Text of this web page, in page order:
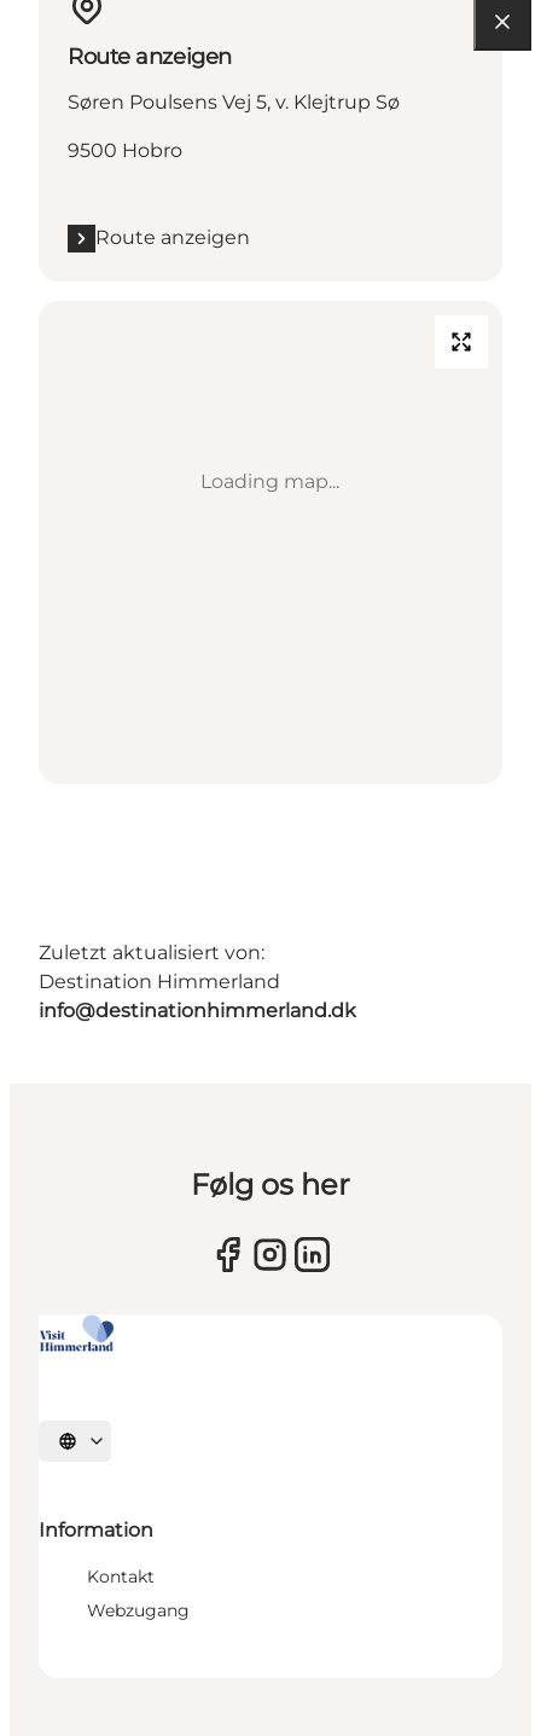
Route anzeigen
Søren Poulsens Vej 5, v. Klejtrup Sø
9500 Hobro
Route anzeigen
Loading map...
Zuletzt aktualisiert von:
Destination Himmerland
info@destinationhimmerland.dk
Følg os her
Sprache auswählen
Information
Kontakt
Webzugang